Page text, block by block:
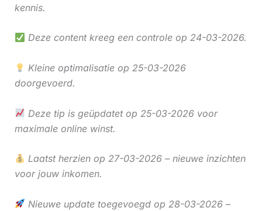
kennis.
Deze content kreeg een controle op 24-03-2026.
Kleine optimalisatie op 25-03-2026
doorgevoerd.
Deze tip is geüpdatet op 25-03-2026 voor
maximale online winst.
Laatst herzien op 27-03-2026 – nieuwe inzichten
voor jouw inkomen.
Nieuwe update toegevoegd op 28-03-2026 –